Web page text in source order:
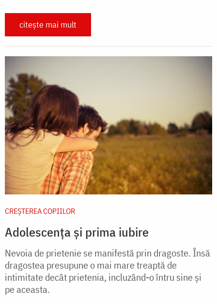
citește mai mult
CREŞTEREA COPIILOR
Adolescența și prima iubire
Nevoia de prietenie se manifestă prin dragoste. Însă
dragostea presupune o mai mare treaptă de
intimitate decât prietenia, incluzând-o întru sine şi
pe aceasta.